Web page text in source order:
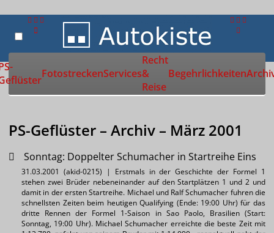
Zur Startseite
FotostreckenServices
Recht
&
Reise
Begehrlichkeiten
PS-Geflüster – Archiv – März 2001
Sonntag: Doppelter Schumacher in Startreihe Eins
31.03.2001 (akid-0215) | Erstmals in der Geschichte der Formel 1
stehen zwei Brüder nebeneinander auf den Startplätzen 1 und 2 und
damit in der ersten Startreihe. Michael und Ralf Schumacher fuhren die
schnellsten Zeiten beim heutigen Qualifying (Ende: 19:00 Uhr) für das
dritte Rennen der Formel 1-Saison in Sao Paolo, Brasilien (Start:
Sonntag, 19:00 Uhr). Michael Schumacher erreichte die beste Zeit mit